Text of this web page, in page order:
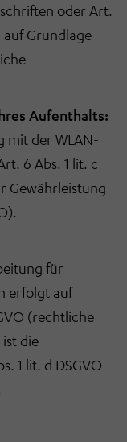
oder Art.
auf Grundlage
Aufenthalts:
mit der WLAN-
6 Abs. 1 lit. c
Gewährleistung
für
erfolgt auf
(rechtliche
die
1 lit. d DSGVO